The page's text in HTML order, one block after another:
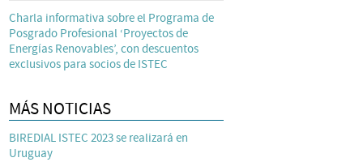
Charla informativa sobre el Programa de
Posgrado Profesional ‘Proyectos de
Energías Renovables’, con descuentos
exclusivos para socios de ISTEC
MÁS NOTICIAS
BIREDIAL ISTEC 2023 se realizará en
Uruguay